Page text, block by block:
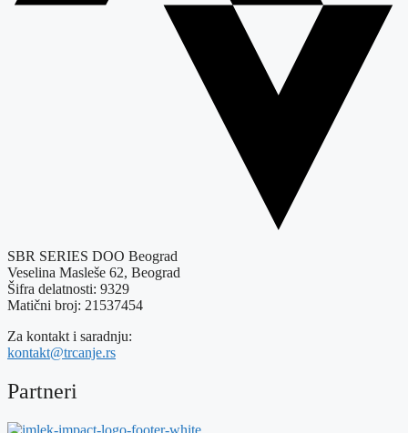
SBR SERIES DOO Beograd
Veselina Masleše 62, Beograd
Šifra delatnosti: 9329
Matični broj: 21537454
Za kontakt i saradnju:
kontakt@trcanje.rs
Partneri